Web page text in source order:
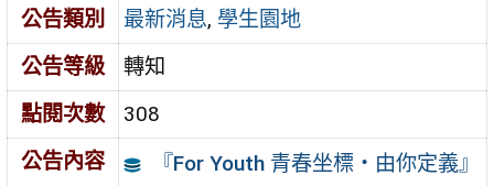
公告類別
最新消息, 學生園地
公告等級
轉知
點閱次數
308
公告內容
『For Youth 青春坐標・由你定義』